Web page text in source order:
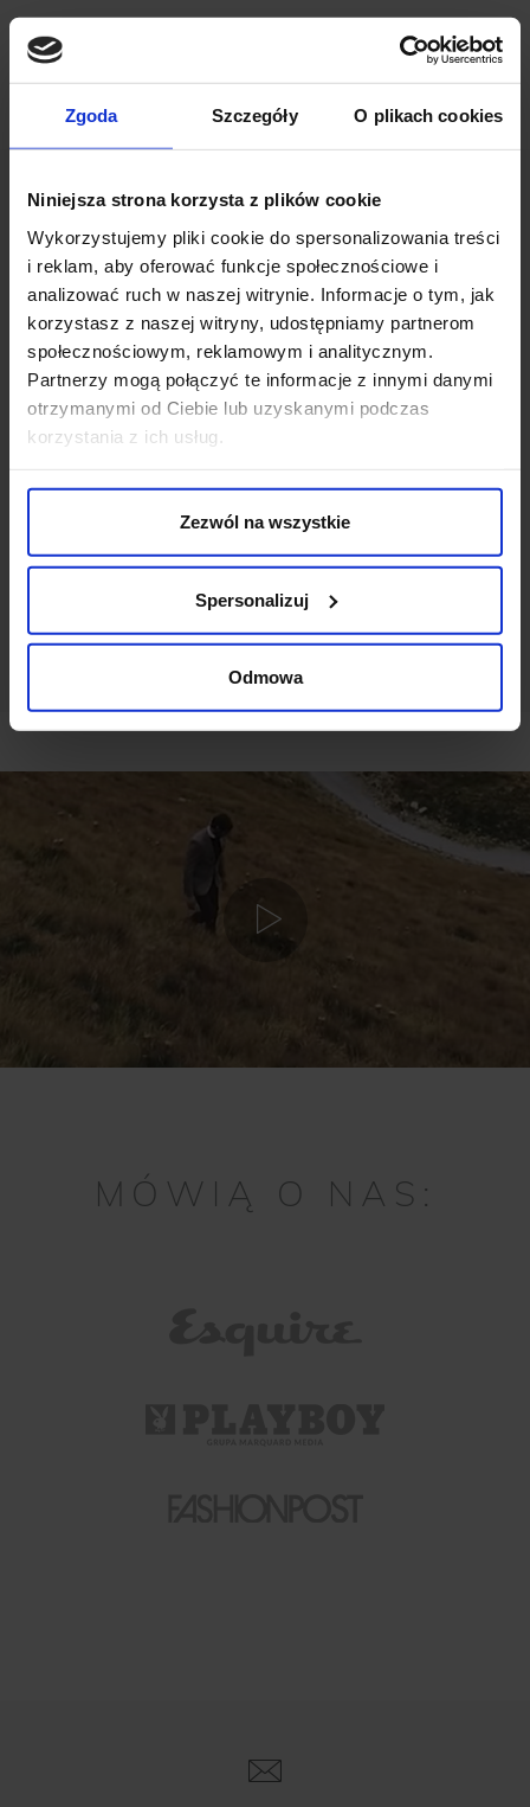
Zgoda Szczegóły O plikach cookies
Niniejsza strona korzysta z plików cookie
Wykorzystujemy pliki cookie do spersonalizowania treści
i reklam, aby oferować funkcje społecznościowe i
analizować ruch w naszej witrynie. Informacje o tym, jak
korzystasz z naszej witryny, udostępniamy partnerom
społecznościowym, reklamowym i analitycznym.
Partnerzy mogą połączyć te informacje z innymi danymi
otrzymanymi od Ciebie lub uzyskanymi podczas
korzystania z ich usług.
Zezwól na wszystkie
Spersonalizuj
Odmowa
OPINIE O PRODUKCIE: CZAPKA
ALBENGA BEŻOWA
Weryfikacja pochodzenia opinii nie jest dokonywana.
Ten produkt nie ma jeszcze opinii, dodaj opinię, bądź
pierwszy!
DODAJ OPINIĘ
MÓWIĄ O NAS: